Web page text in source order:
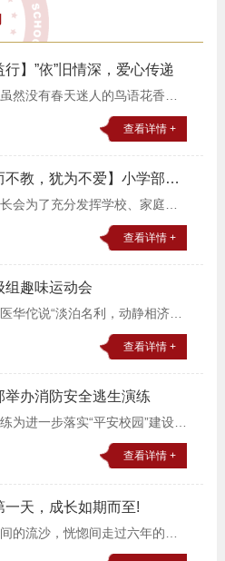
行】”依”旧情深，爱心传递
然没有春天迷人的鸟语花香，
天壮观的闪电雷鸣，没有秋天诱
硕果实，但我们可爱的孩子们赋
部与明德公益、
查看详情 +
不教，犹为不爱】小学部
第一学期期中家长会
会为了充分发挥学校、家庭、
教育合力，进一步加强学校与家
师与家长的密切联系，真正达到
2020年第一
查看详情 +
组趣味运动会
华佗说“淡泊名利，动静相济，
度。”强调了运动对身体的重要性;
生有句名言：“游戏是儿童最正当
于儿
查看详情 +
举办消防安全逃生演练
为进一步落实“平安校园”建设，
防安全工作基础，强化学校师生
识，提升师生应对突发事件的处
一中小学
查看详情 +
一天，成长如期而至!
的流沙，恍惚间走过六年的岁
已从牙牙学语转眼至知识的大